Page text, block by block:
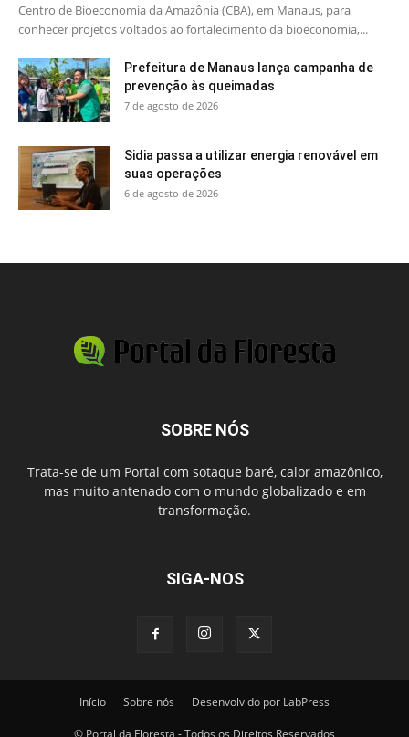
Centro de Bioeconomia da Amazônia (CBA), em Manaus, para
conhecer projetos voltados ao fortalecimento da bioeconomia,...
Prefeitura de Manaus lança campanha de
prevenção às queimadas
7 de agosto de 2026
Sidia passa a utilizar energia renovável em
suas operações
6 de agosto de 2026
SOBRE NÓS
Trata-se de um Portal com sotaque baré, calor amazônico,
mas muito antenado com o mundo globalizado e em
transformação.
SIGA-NOS
Início Sobre nós Desenvolvido por LabPress
© Portal da Floresta - Todos os Direitos Reservados